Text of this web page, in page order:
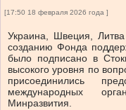
[17:50 18 февраля 2026 года ]
Украина, Швеция,
созданию Фонда
было подписано в
высокого уровня по
присоединились
международных
Минразвития.